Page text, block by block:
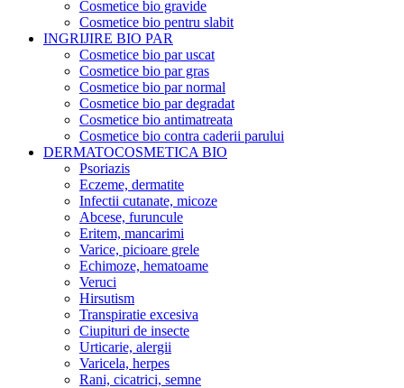
Cosmetice bio gravide
Cosmetice bio pentru slabit
INGRIJIRE BIO PAR
Cosmetice bio par uscat
Cosmetice bio par gras
Cosmetice bio par normal
Cosmetice bio par degradat
Cosmetice bio antimatreata
Cosmetice bio contra caderii parului
DERMATOCOSMETICA BIO
Psoriazis
Eczeme, dermatite
Infectii cutanate, micoze
Abcese, furuncule
Eritem, mancarimi
Varice, picioare grele
Echimoze, hematoame
Veruci
Hirsutism
Transpiratie excesiva
Ciupituri de insecte
Urticarie, alergii
Varicela, herpes
Rani, cicatrici, semne